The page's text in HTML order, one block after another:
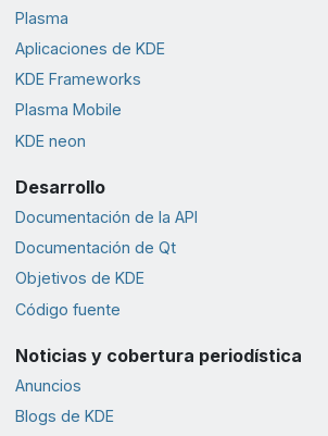
Plasma
Aplicaciones de KDE
KDE Frameworks
Plasma Mobile
KDE neon
Desarrollo
Documentación de la API
Documentación de Qt
Objetivos de KDE
Código fuente
Noticias y cobertura periodística
Anuncios
Blogs de KDE